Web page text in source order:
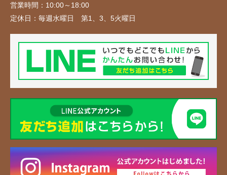
営業時間： 10:00～18:00
定休日： 毎週水曜日 第1、3、5火曜日